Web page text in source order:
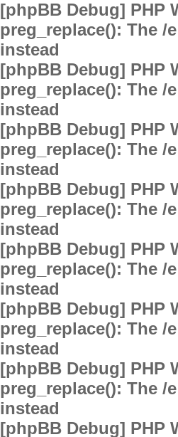
[phpBB Debug] PHP
preg_replace(): The
instead
[phpBB Debug] PHP
preg_replace(): The
instead
[phpBB Debug] PHP
preg_replace(): The
instead
[phpBB Debug] PHP
preg_replace(): The
instead
[phpBB Debug] PHP
preg_replace(): The
instead
[phpBB Debug] PHP
preg_replace(): The
instead
[phpBB Debug] PHP
preg_replace(): The
instead
[phpBB Debug] PHP